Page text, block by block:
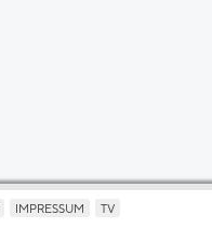
IMPRESSUM TV